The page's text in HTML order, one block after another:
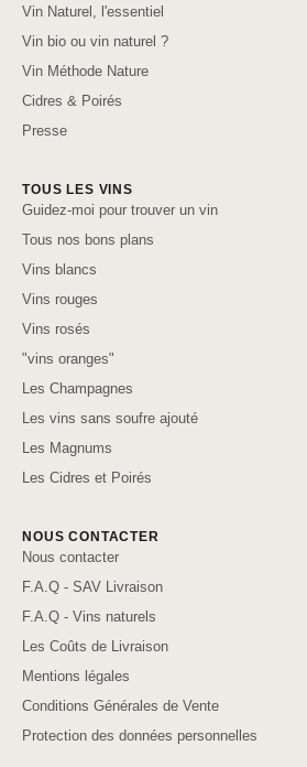
Vin Naturel, l'essentiel
Vin bio ou vin naturel ?
Vin Méthode Nature
Cidres & Poirés
Presse
TOUS LES VINS
Guidez-moi pour trouver un vin
Tous nos bons plans
Vins blancs
Vins rouges
Vins rosés
"vins oranges"
Les Champagnes
Les vins sans soufre ajouté
Les Magnums
Les Cidres et Poirés
NOUS CONTACTER
Nous contacter
F.A.Q - SAV Livraison
F.A.Q - Vins naturels
Les Coûts de Livraison
Mentions légales
Conditions Générales de Vente
Protection des données personnelles